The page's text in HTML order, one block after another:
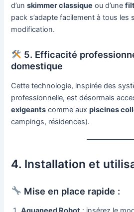
d’unskimmer classique ou d’une
pack s’adapte facilement à tous les
modification.
5. Efficacité
domestique
Cette technologie, inspirée des
professionnelle, est désormais
exigeants comme auxpiscines
campings, résidences).
4. Installation et
Mise en place rapide :